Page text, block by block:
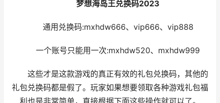
梦想海岛王兑换码2023
通用兑换码:mxhdw666、vip666、vip888
一个账号只能用一次:mxhdw520、mxhdw999
这些才是这款游戏的真正有效的礼包兑换码，其他的
礼包兑换码都是假了。玩家如果想要领取各种游戏礼包福